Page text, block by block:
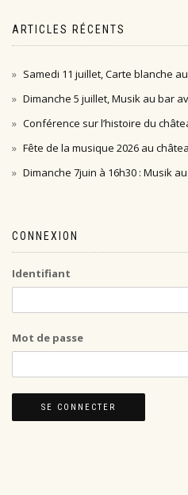
ARTICLES RÉCENTS
Samedi 11 juillet, Carte blanche
Dimanche 5 juillet, Musik au bar
Conférence sur l’histoire du
Fête de la musique 2026 au
Dimanche 7juin à 16h30 : Musik
CONNEXION
Identifiant
Mot de passe